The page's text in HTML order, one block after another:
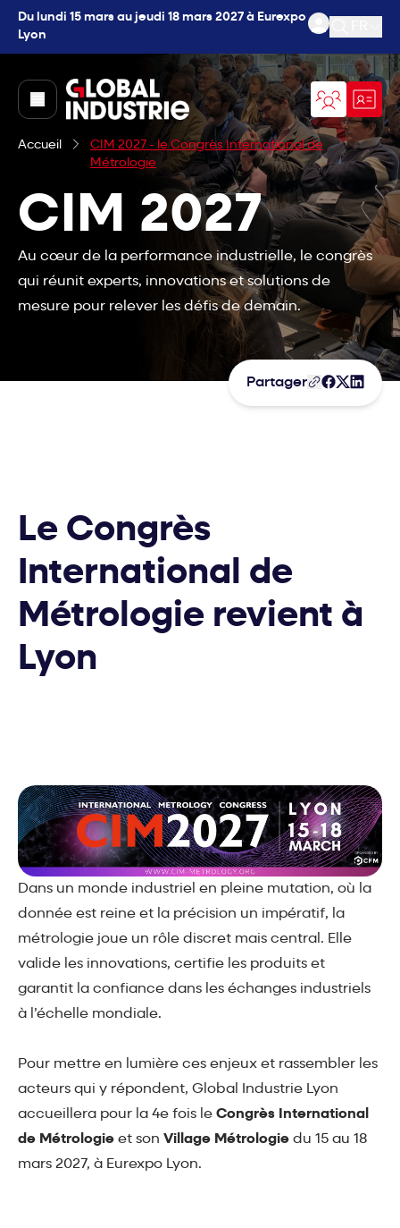
Du lundi 15 mars au jeudi 18 mars 2027 à Eurexpo
Lyon
Ouvrir
page.home
Accueil
CIM 2027 - le Congrès International de
Métrologie
CIM 2027
Au cœur de la performance industrielle, le congrès
qui réunit experts, innovations et solutions de
mesure pour relever les défis de demain.
Partager
Le Congrès
International de
Métrologie revient à
Lyon
Dans un monde industriel en pleine mutation, où la
donnée est reine et la précision un impératif, la
métrologie joue un rôle discret mais central. Elle
valide les innovations, certifie les produits et
garantit la confiance dans les échanges industriels
à l’échelle mondiale.
Pour mettre en lumière ces enjeux et rassembler les
acteurs qui y répondent, Global Industrie Lyon
accueillera pour la 4e fois le Congrès International
de Métrologie et son Village Métrologie du 15 au 18
mars 2027, à Eurexpo Lyon.